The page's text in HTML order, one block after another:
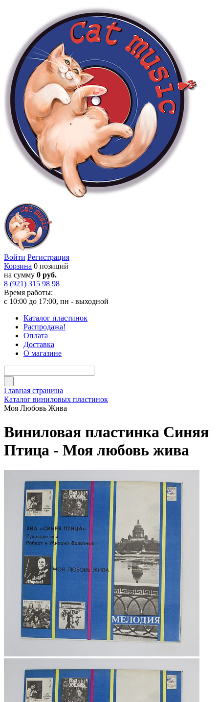
Войти Регистрация
Корзина 0 позиций
на сумму 0 руб.
8 (921) 315 98 98
Время работы:
с 10:00 до 17:00, пн - выходной
Каталог пластинок
Распродажа!
Оплата
Доставка
О магазине
Главная страница
Каталог виниловых пластинок
Моя Любовь Жива
Виниловая пластинка Синяя
Птица - Моя любовь жива